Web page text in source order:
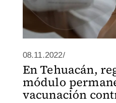
08.11.2022/
En Tehuacán,
módulo
vacunación